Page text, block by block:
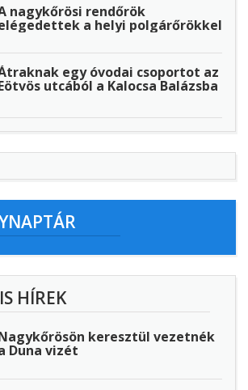
nagykőrösi rendőrök
a helyi polgárőrökkel
egy óvodai csoportot az
utcából a Kalocsa Balázsba
HÍREK
keresztül vezetnék
Duna vizét